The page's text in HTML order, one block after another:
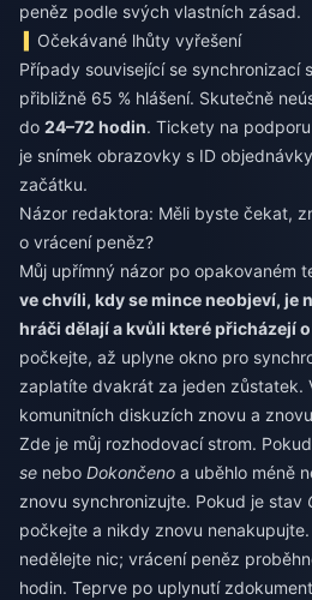
peněz podle svých vlastních zásad.
Očekávané lhůty vyřešení
Případy související se synchronizací
přibližně 65 % hlášení. Skutečně
do 24–72 hodin. Tickety na
je snímek obrazovky s ID
začátku.
Názor redaktora: Měli byste čekat,
o vrácení peněz?
Můj upřímný názor po opakovaném
ve chvíli, kdy se mince neobjeví, je
hráči dělají a kvůli které přicházejí
počkejte, až uplyne okno pro
zaplatíte dvakrát za jeden zůstatek.
komunitních diskuzích znovu a
Zde je můj rozhodovací strom.
se nebo Dokončeno a uběhlo méně
znovu synchronizujte. Pokud je stav
počkejte a nikdy znovu
nedělejte nic; vrácení peněz
hodin. Teprve po uplynutí